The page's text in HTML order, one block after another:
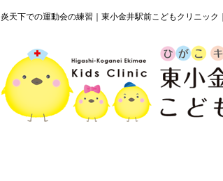
炎天下での運動会の練習｜東小金井駅前こどもクリニッ